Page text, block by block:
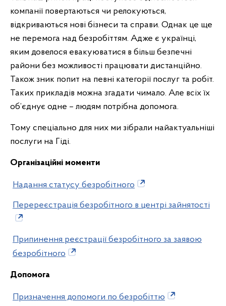
компанії повертаються чи релокуються,
відкриваються нові бізнеси та справи. Однак це ще
не перемога над безробіттям. Адже є українці,
яким довелося евакуюватися в більш безпечні
райони без можливості працювати дистанційно.
Також зник попит на певні категорії послуг та робіт.
Таких прикладів можна згадати чимало. Але всіх їх
об’єднує одне – людям потрібна допомога.
Тому спеціально для них ми зібрали найактуальніші
послуги на Гіді.
Організаційні моменти
Надання статусу безробітного
Перереєстрація безробітного в центрі зайнятості
Припинення реєстрації безробітного за заявою
безробітного
Допомога
Призначення допомоги по безробіттю